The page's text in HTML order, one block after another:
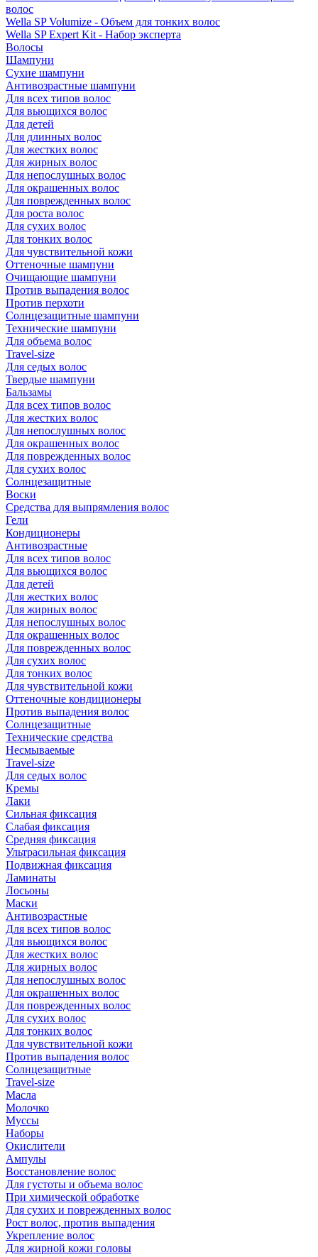
волос
Wella SP Volumize - Объем для тонких волос
Wella SP Expert Kit - Набор эксперта
Волосы
Шампуни
Сухие шампуни
Антивозрастные шампуни
Для всех типов волос
Для вьющихся волос
Для детей
Для длинных волос
Для жестких волос
Для жирных волос
Для непослушных волос
Для окрашенных волос
Для поврежденных волос
Для роста волос
Для сухих волос
Для тонких волос
Для чувствительной кожи
Оттеночные шампуни
Очищающие шампуни
Против выпадения волос
Против перхоти
Солнцезащитные шампуни
Технические шампуни
Для объема волос
Travel-size
Для седых волос
Твердые шампуни
Бальзамы
Для всех типов волос
Для жестких волос
Для непослушных волос
Для окрашенных волос
Для поврежденных волос
Для сухих волос
Солнцезащитные
Воски
Средства для выпрямления волос
Гели
Кондиционеры
Антивозрастные
Для всех типов волос
Для вьющихся волос
Для детей
Для жестких волос
Для жирных волос
Для непослушных волос
Для окрашенных волос
Для поврежденных волос
Для сухих волос
Для тонких волос
Для чувствительной кожи
Оттеночные кондиционеры
Против выпадения волос
Солнцезащитные
Технические средства
Несмываемые
Travel-size
Для седых волос
Кремы
Лаки
Сильная фиксация
Слабая фиксация
Средняя фиксация
Ультрасильная фиксация
Подвижная фиксация
Ламинаты
Лосьоны
Маски
Антивозрастные
Для всех типов волос
Для вьющихся волос
Для жестких волос
Для жирных волос
Для непослушных волос
Для окрашенных волос
Для поврежденных волос
Для сухих волос
Для тонких волос
Для чувствительной кожи
Против выпадения волос
Солнцезащитные
Travel-size
Масла
Молочко
Муссы
Наборы
Окислители
Ампулы
Восстановление волос
Для густоты и объема волос
При химической обработке
Для сухих и поврежденных волос
Рост волос, против выпадения
Укрепление волос
Для жирной кожи головы